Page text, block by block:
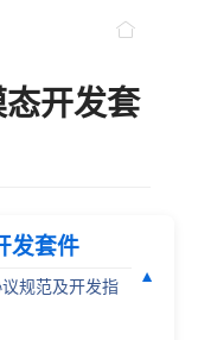
开发套
发套件
规范及开发指
▼